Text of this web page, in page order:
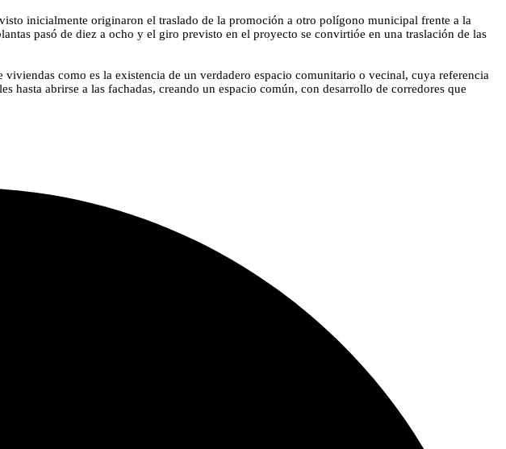
inicialmente originaron el traslado de la promoción a otro polígono municipal frente a la
pasó de diez a ocho y el giro previsto en el proyecto se convirtióe en una traslación de las
como es la existencia de un verdadero espacio comunitario o vecinal, cuya referencia
hasta abrirse a las fachadas, creando un espacio común, con desarrollo de corredores que